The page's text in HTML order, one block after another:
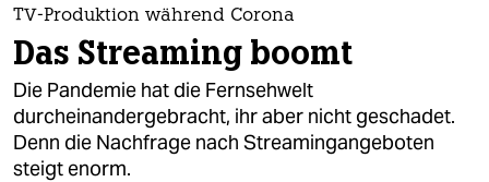
themen
politik
öko
gesellschaft
TV-Produktion während Corona
Das Streaming boomt
Die Pandemie hat die Fernsehwelt
durcheinandergebracht, ihr aber nicht geschadet.
Denn die Nachfrage nach Streamingangeboten
steigt enorm.